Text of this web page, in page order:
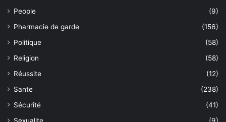
People
(9)
Pharmacie de garde
(156)
Politique
(58)
Religion
(58)
Réussite
(12)
Sante
(238)
Sécurité
(41)
Sexualite
(9)